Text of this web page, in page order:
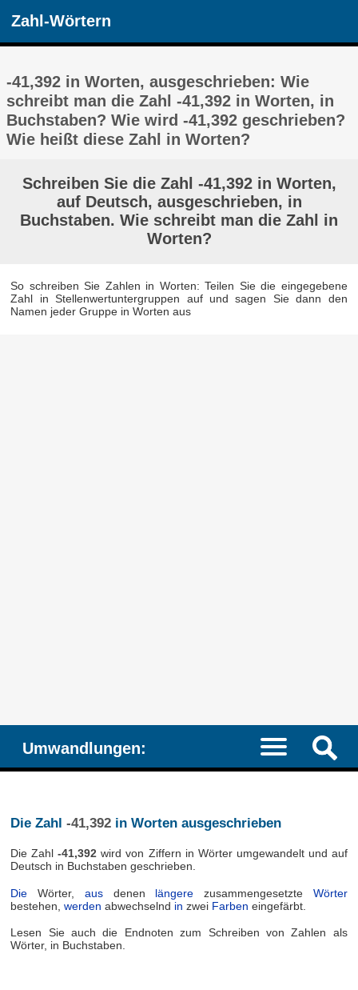
Zahl-Wörtern
-41,392 in Worten, ausgeschrieben: Wie
schreibt man die Zahl -41,392 in Worten, in
Buchstaben? Wie wird -41,392 geschrieben?
Wie heißt diese Zahl in Worten?
Schreiben Sie die Zahl -41,392 in Worten,
auf Deutsch, ausgeschrieben, in
Buchstaben. Wie schreibt man die Zahl in
Worten?
So schreiben Sie Zahlen in Worten: Teilen Sie die eingegebene
Zahl in Stellenwertuntergruppen auf und sagen Sie dann den
Namen jeder Gruppe in Worten aus
Umwandlungen:
Die Zahl -41,392in Worten ausgeschrieben
Die Zahl-41,392 wird von Ziffern in Wörter umgewandelt und auf
Deutsch in Buchstaben geschrieben.
Die Wörter, ausdenen längere zusammengesetzte Wörter
bestehen,werden abwechselnd in zwei Farben eingefärbt.
Lesen Sie auch die Endnoten zum Schreiben von Zahlen als
Wörter, in Buchstaben.